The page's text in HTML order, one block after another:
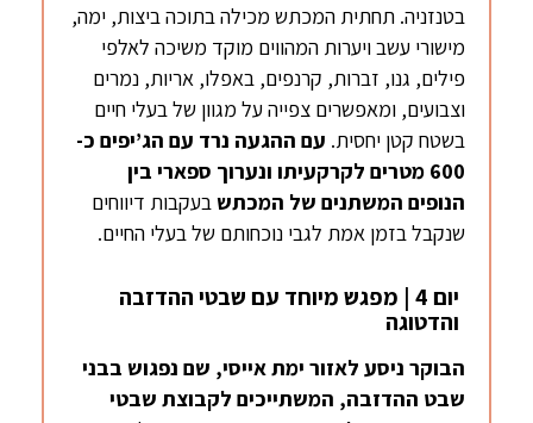
בטנזניה. תחתית המכתש מכילה בתוכה ביצות, ימה,
מישורי עשב ויערות המהווים מוקד משיכה לאלפי
פילים, גנו, זברות, קרנפים, באפלו, אריות, נמרים
וצבועים, ומאפשרים צפייה על מגוון של בעלי חיים
בשטח קטן יחסית. עם ההגעה נרד עם הג’יפים כ-
600 מטרים לקרקעיתו ונערוך ספארי בין
הנופים המשתנים של המכתשבעקבות דיווחים
שנקבל בזמן אמת לגבי נוכחותם של בעלי החיים.
יום 4 | מפגש מיוחד עם שבטי ההדזבה
והדטוגה
הבוקר ניסע לאזור ימתאייסי, שם נפגוש בבני
שבט ההדזבה, המשתייכים לקבוצת שבטי